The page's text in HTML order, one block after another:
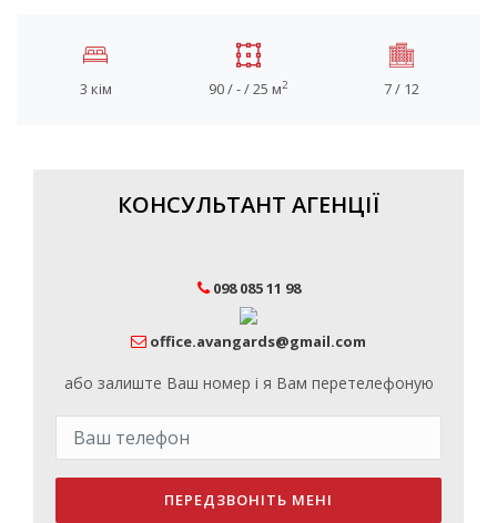
3 кім 90 / - / 25 м2 7 / 12
КОНСУЛЬТАНТ АГЕНЦІЇ
098 085 11 98
office.avangards@gmail.com
або залиште Ваш номер і я Вам перетелефоную
ПЕРЕДЗВОНІТЬ МЕНІ